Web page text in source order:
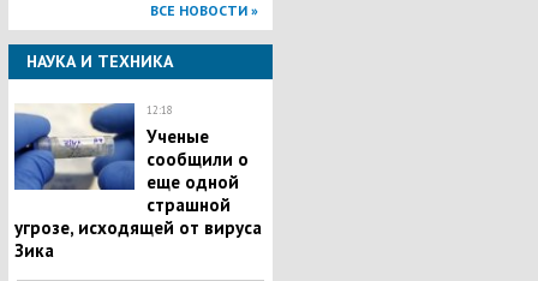
ВСЕ НОВОСТИ »
НАУКА И ТЕХНИКА
12:18
Ученые
сообщили о
еще одной
страшной
угрозе, исходящей от вируса
Зика